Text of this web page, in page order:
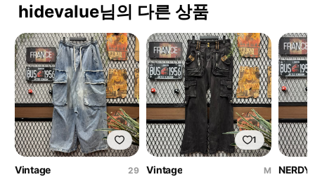
hidevalue님의 다른 상품
Vintage
29
1
Vintage
M
NERDY